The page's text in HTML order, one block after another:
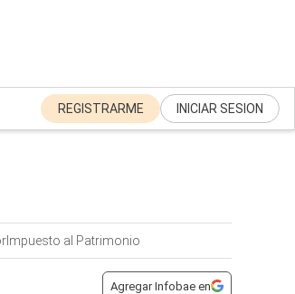
REGISTRARME INICIAR SESION
Impuesto al Patrimonio
Agregar Infobae en